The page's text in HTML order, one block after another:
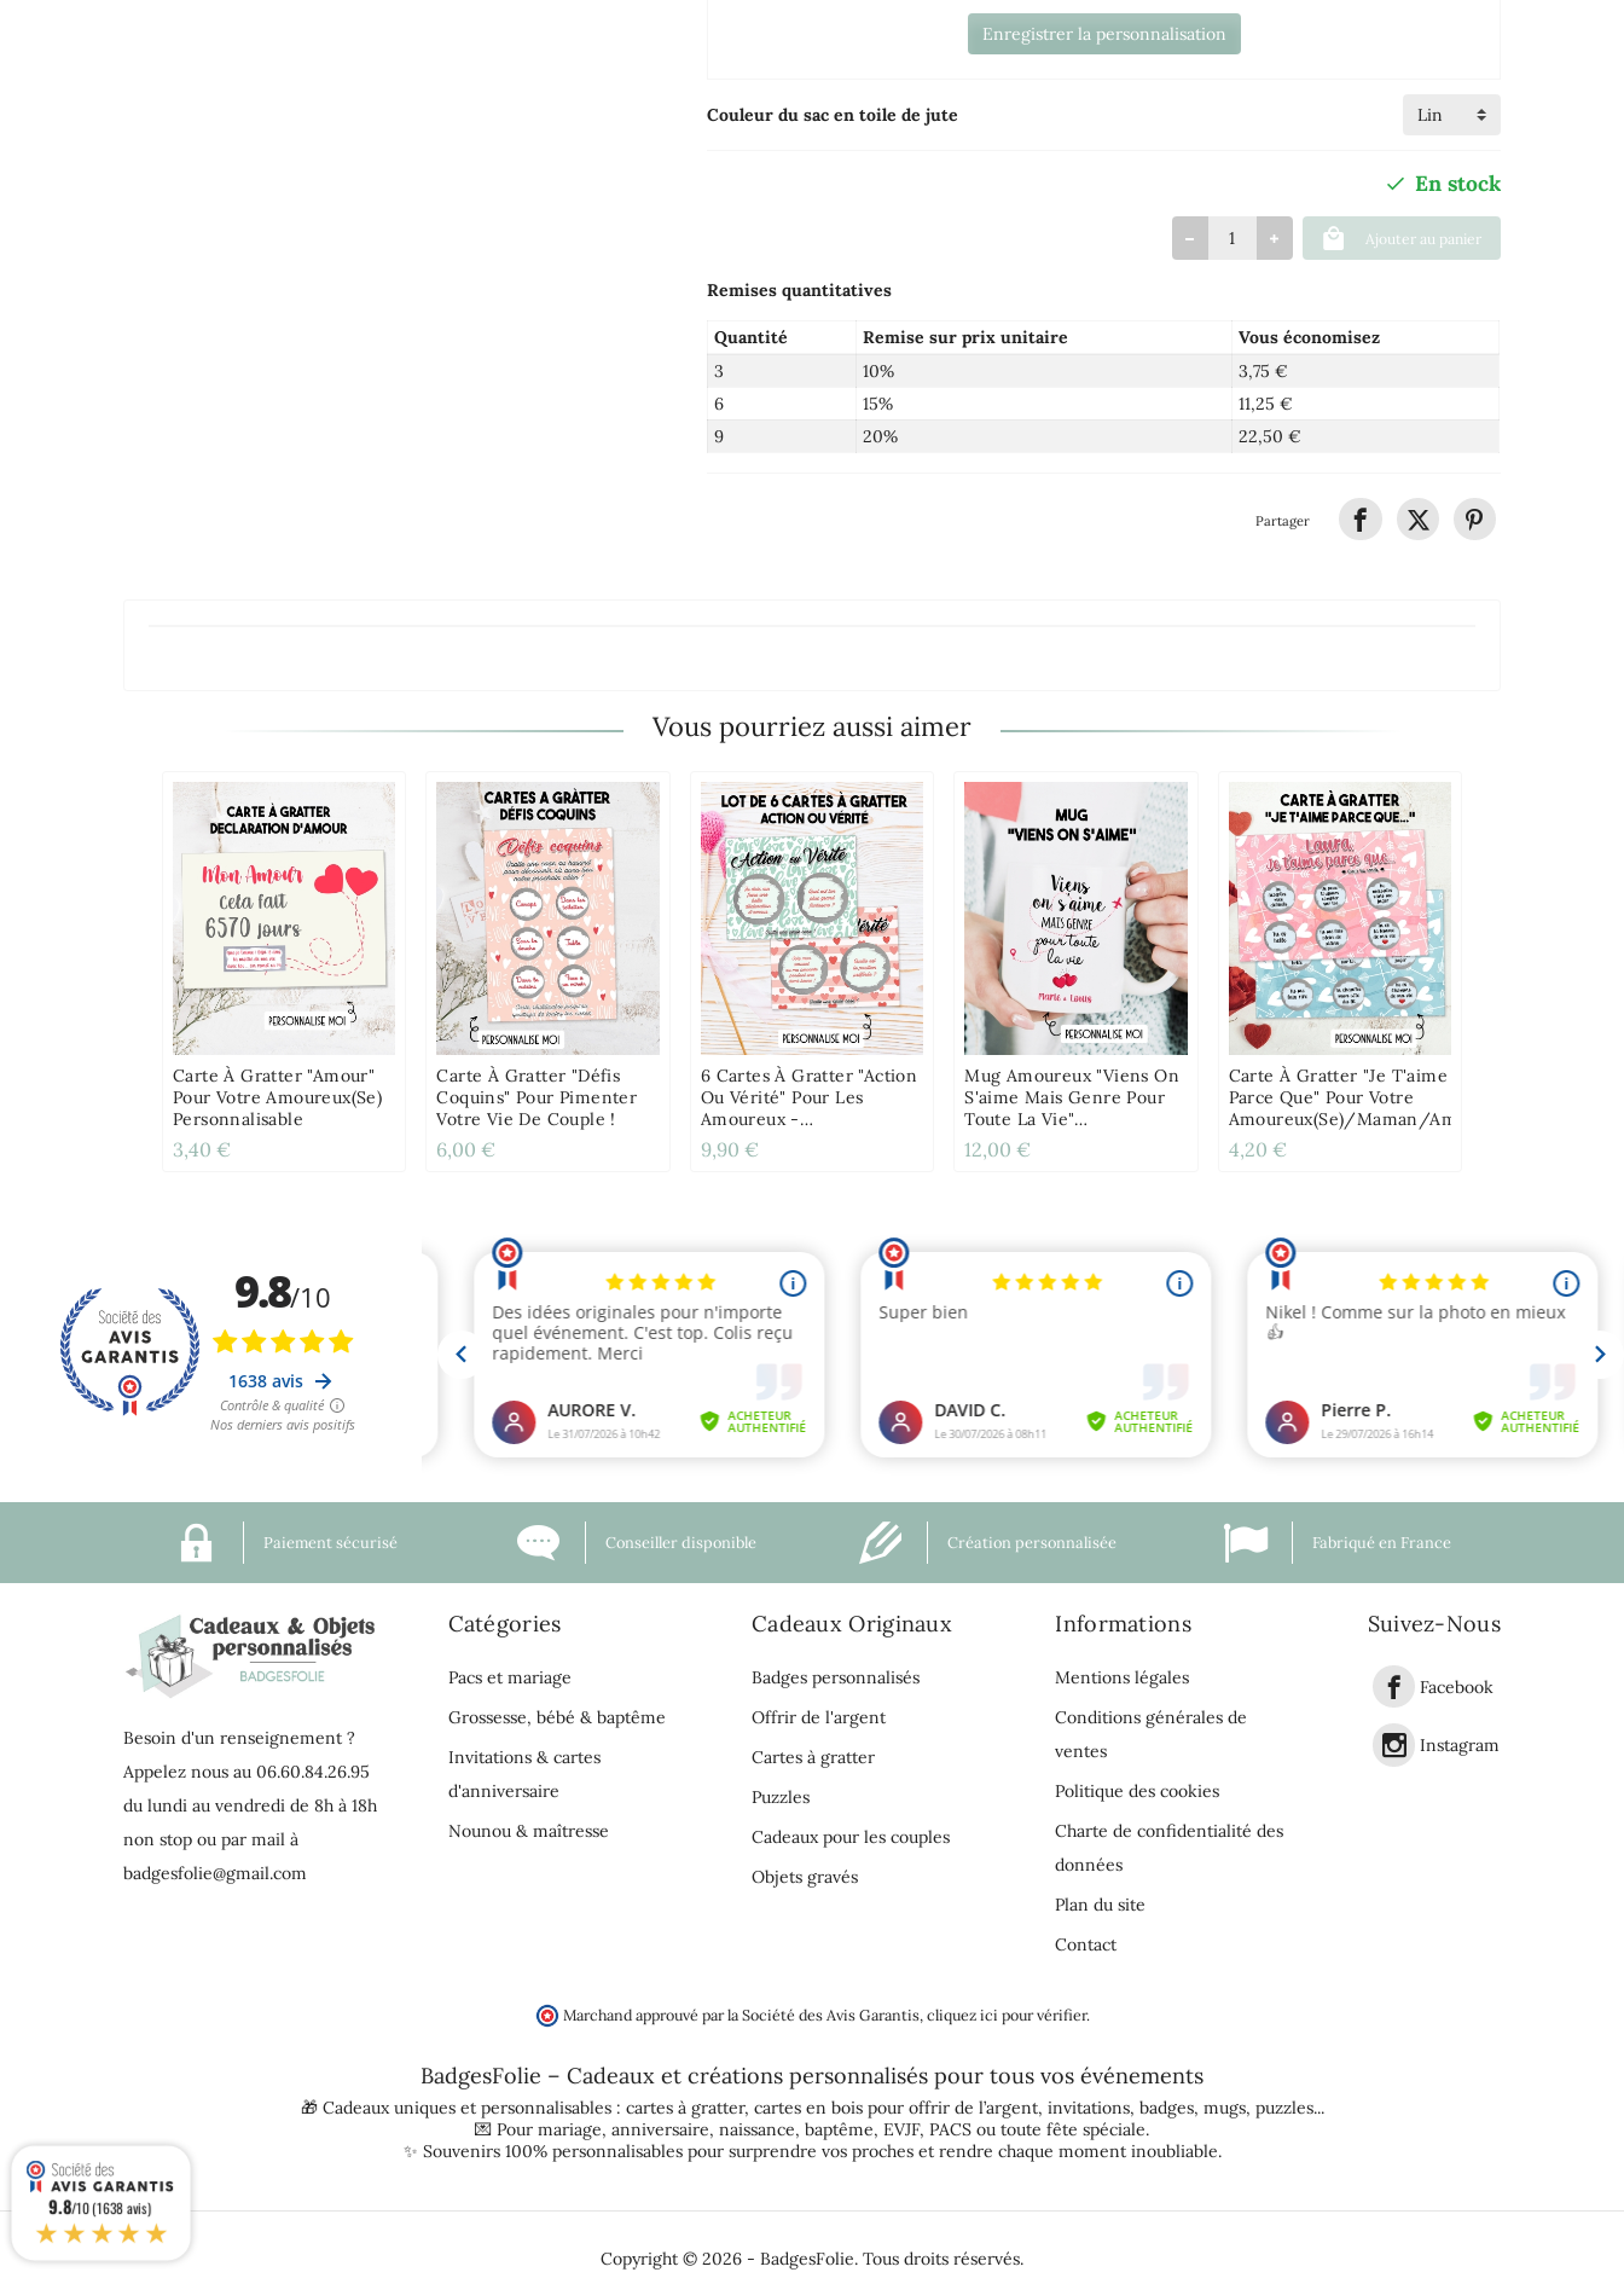
Enregistrer la personnalisation
Couleur du sac en toile de jute
En stock
Ajouter au panier
Remises quantitatives
Quantité Remise sur prix unitaire
Vous économisez
3
10%
3,75 €
6
15%
11,25 €
9
20% 22,50 €
Partager
Vous pourriez aussi aimer
Carte À Gratter "Amour"
Pour Votre Amoureux(se)
Personnalisable
3,40 €
Carte À Gratter "Défis
Coquins" Pour Pimenter
Votre Vie De Couple !
6,00 €
6 Cartes À Gratter "Action
Ou Vérité" Pour Les
Amoureux -
Personnalisable
9,90 €
Mug Amoureux "Viens On
S'aime Mais Genre Pour
Toute La Vie"
Personnalisable
12,00 €
Carte À Gratter "Je T'aime
Parce Que" Pour Votre
Amoureux(se)/maman/ami(e)
4,20 €
Paiement sécurisé Conseiller disponible Création personnalisée Fabriqué en France
Besoin d'un renseignement ?
Appelez nous au 06.60.84.26.95
du lundi au vendredi de 8h à 18h
non stop ou par mail à
badgesfolie@gmail.com
Catégories
Pacs et mariage
Grossesse, bébé & baptême
Invitations & cartes
d'anniversaire
Nounou & maîtresse
Cadeaux Originaux
Badges personnalisés
Offrir de l'argent
Cartes à gratter
Puzzles
Cadeaux pour les couples
Objets gravés
Informations
Mentions légales
Conditions générales de
ventes
Politique des cookies
Charte de confidentialité des
données
Plan du site
Contact
Suivez-Nous
Facebook
Instagram
Marchand approuvé par la Société des Avis Garantis,cliquez ici pour vérifier.
BadgesFolie – Cadeaux et créations personnalisés pour tous vos événements
🎁 Cadeaux uniques et personnalisables : cartes à gratter, cartes en bois pour offrir de l’argent, invitations, badges, mugs, puzzles...
💌 Pour mariage, anniversaire, naissance, baptême, EVJF, PACS ou toute fête spéciale.
✨ Souvenirs 100% personnalisables pour surprendre vos proches et rendre chaque moment inoubliable.
Copyright © 2026 - BadgesFolie. Tous droits réservés.
9.8/10 (1638 avis)
★★★★★